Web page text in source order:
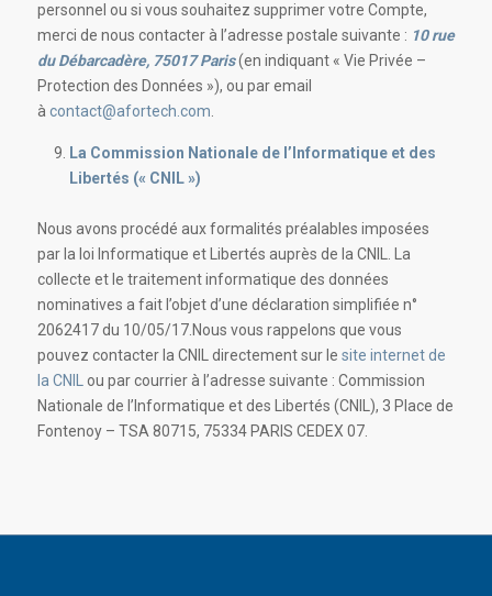
personnel ou si vous souhaitez supprimer votre Compte,
merci de nous contacter à l’adresse postale suivante : 10 rue
du Débarcadère, 75017 Paris(en indiquant « Vie Privée –
Protection des Données »), ou par email
àcontact@afortech.com.
La Commission Nationale de l’Informatique et des
Libertés (« CNIL »)
Nous avons procédé aux formalités préalables imposées
par la loi Informatique et Libertés auprès de la CNIL. La
collecte et le traitement informatique des données
nominatives a fait l’objet d’une déclaration simplifiée n°
2062417 du 10/05/17.Nous vous rappelons que vous
pouvez contacter la CNIL directement sur le site internet de
la CNILou par courrier à l’adresse suivante : Commission
Nationale de l’Informatique et des Libertés (CNIL), 3 Place de
Fontenoy – TSA 80715, 75334 PARIS CEDEX 07.